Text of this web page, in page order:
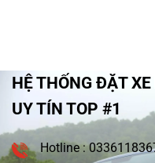
HỆ THỐNG ĐẶT
UY TÍN TOP #1
Hotline :